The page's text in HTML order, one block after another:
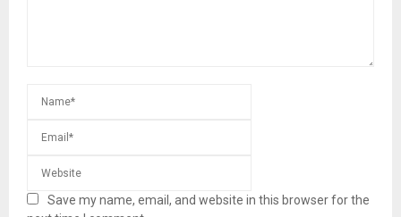
Save my name, email, and website in this browser for the